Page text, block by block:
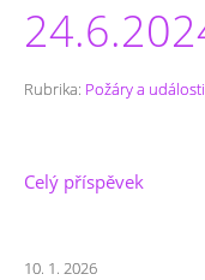
Rubrika: Požáry a události
Celý příspěvek
10. 1. 2026